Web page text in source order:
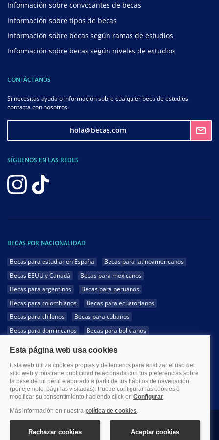
Información sobre convocantes de becas
Información sobre tipos de becas
Información sobre becas según ramas de estudios
Información sobre becas según niveles de estudios
CONTÁCTANOS
Si necesitas ayuda o información sobre cualquier beca de estudios
contacta con nosotros.
hola@becas.com
SÍGUENOS EN LAS REDES
BECAS POR NACIONALIDAD
Becas para estudiar en España
Becas para latinoamericanos
Becas EEUU y Canadá
Becas para mexicanos
Becas para argentinos
Becas para peruanos
Becas para colombianos
Becas para ecuatorianos
Becas para chilenos
Becas para cubanos
Becas para dominicanos
Becas para bolivianos
Becas para hondureños
Becas para paraguayos
Becas para uruguayos
Becas para salvadoreños
1999-2026 Becas.com @Todos los derechos reservados